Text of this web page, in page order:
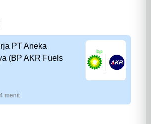
PT Aneka
(BP AKR Fuels
menit